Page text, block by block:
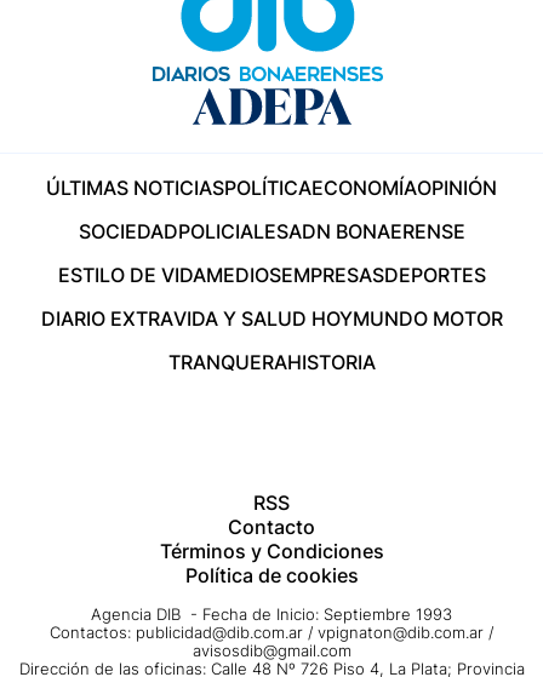
ÚLTIMAS NOTICIASPOLÍTICAECONOMÍAOPINIÓN
SOCIEDADPOLICIALESADN BONAERENSE
ESTILO DE VIDAMEDIOSEMPRESASDEPORTES
DIARIO EXTRAVIDA Y SALUD HOYMUNDO MOTOR
TRANQUERAHISTORIA
RSS
Contacto
Términos y Condiciones
Política de cookies
Agencia DIB - Fecha de Inicio: Septiembre 1993
Contactos: publicidad@dib.com.ar / vpignaton@dib.com.ar /
avisosdib@gmail.com
Dirección de las oficinas: Calle 48 Nº 726 Piso 4, La Plata; Provincia